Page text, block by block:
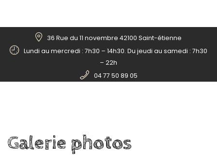
36 Rue du 11 novembre 42100 Saint-étienne
Lundi au mercredi : 7h30 – 14h30. Du jeudi au samedi : 7h30
– 22h
04 77 50 89 05
Galerie photos